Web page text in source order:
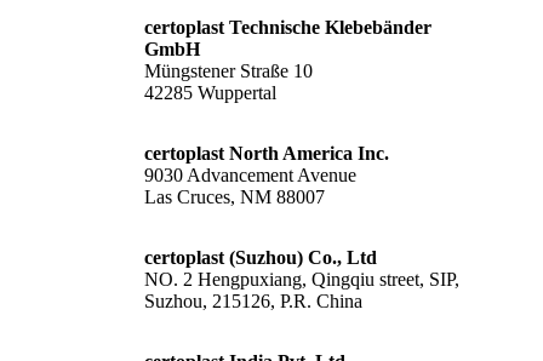
certoplast Technische Klebebänder
GmbH
Müngstener Straße 10
42285 Wuppertal
certoplast North America Inc.
9030 Advancement Avenue
Las Cruces, NM 88007
certoplast (Suzhou) Co., Ltd
NO. 2 Hengpuxiang, Qingqiu street, SIP,
Suzhou, 215126, P.R. China